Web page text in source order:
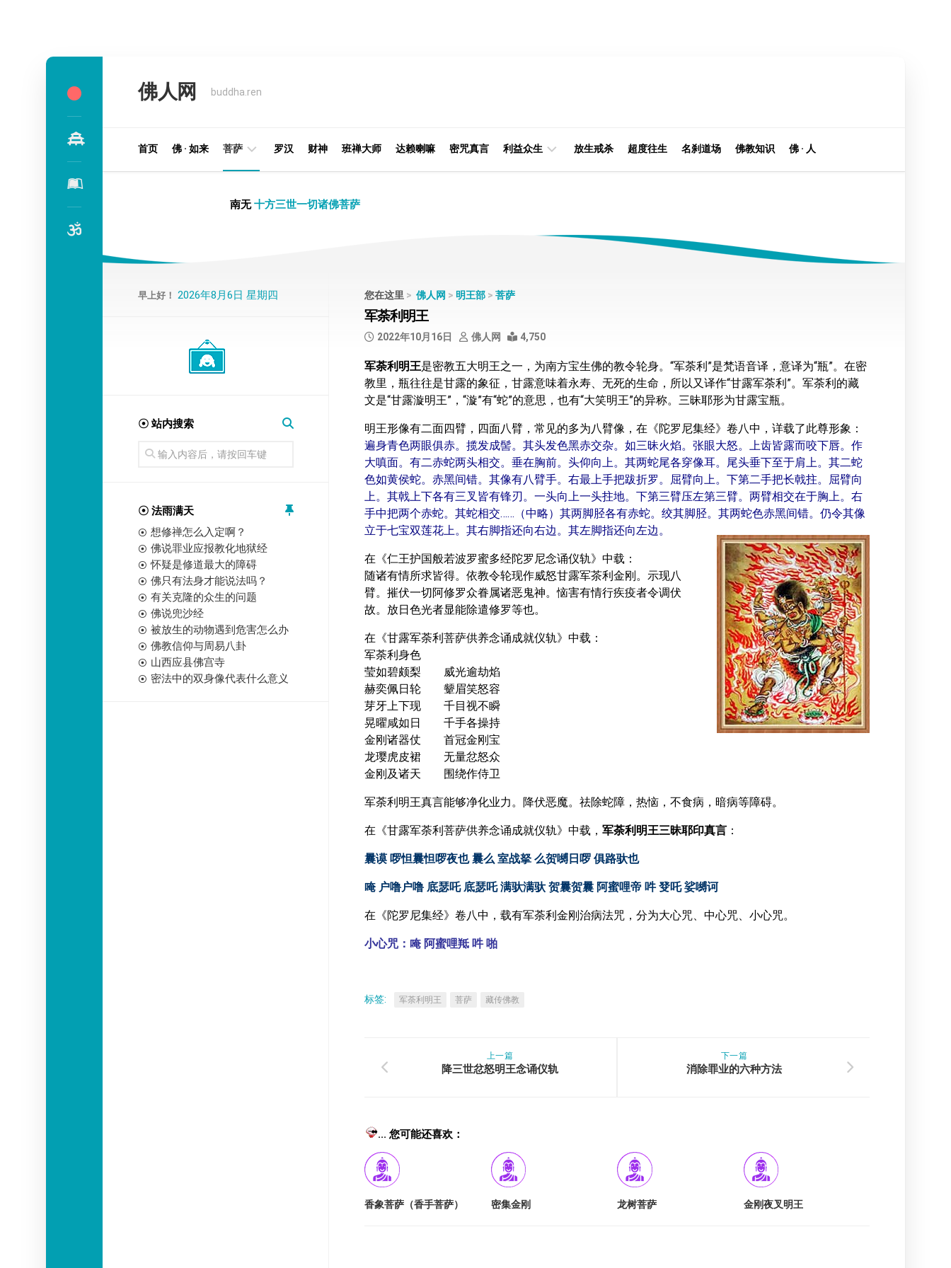
佛人网 buddha.ren
首页 佛 · 如来 菩萨
王
罗汉 财神 班禅大师 达赖喇嘛 密咒真言 利益众生
阿
若
部
严
部
涅
槃
部
大
部
经
集
放生戒杀 超度往生 名刹道场 佛教知识 佛 · 人
南无十方三世一切诸佛菩萨
您在这里 > 佛人网 > 明王部 > 菩萨
军荼利明王
2022年10月16日 佛人网 4,750
军荼利明王是密教五大明王之一，为南方宝生佛的教令轮身。“军荼利”是梵语音译，意译为“瓶”。在密
教里，瓶往往是甘露的象征，甘露意味着永寿、无死的生命，所以又译作“甘露军荼利”。军荼利的藏
文是“甘露漩明王”，“漩”有“蛇”的意思，也有“大笑明王”的异称。三昧耶形为甘露宝瓶。
明王形像有二面四臂，四面八臂，常见的多为八臂像，在《陀罗尼集经》卷八中，详载了此尊形象：
遍身青色两眼俱赤。揽发成髻。其头发色黑赤交杂。如三昧火焰。张眼大怒。上齿皆露而咬下唇。作
大嗔面。有二赤蛇两头相交。垂在胸前。头仰向上。其两蛇尾各穿像耳。尾头垂下至于肩上。其二蛇
色如黄侯蛇。赤黑间错。其像有八臂手。右最上手把跋折罗。屈臂向上。下第二手把长戟拄。屈臂向
上。其戟上下各有三叉皆有锋刃。一头向上一头拄地。下第三臂压左第三臂。两臂相交在于胸上。右
手中把两个赤蛇。其蛇相交……（中略）其两脚胫各有赤蛇。绞其脚胫。其两蛇色赤黑间错。仍令其像
立于七宝双莲花上。其右脚指还向右边。其左脚指还向左边。
在《仁王护国般若波罗蜜多经陀罗尼念诵仪轨》中载：
随诸有情所求皆得。依教令轮现作威怒甘露军茶利金刚。示现八
臂。摧伏一切阿修罗众眷属诸恶鬼神。恼害有情行疾疫者令调伏
故。放日色光者显能除遣修罗等也。
在《甘露军荼利菩萨供养念诵成就仪轨》中载：
军荼利身色
莹如碧颇梨 威光逾劫焰
赫奕佩日轮 颦眉笑怒容
芽牙上下现 千目视不瞬
晃曜咸如日 千手各操持
金刚诸器仗 首冠金刚宝
龙璎虎皮裙 无量忿怒众
金刚及诸天 围绕作侍卫
军荼利明王真言能够净化业力。降伏恶魔。祛除蛇障，热恼，不食病，暗病等障碍。
在《甘露军荼利菩萨供养念诵成就仪轨》中载， 军荼利明王三昧耶印真言 ：
曩谟 啰怛曩怛啰夜也 曩么 室战拏 么贺嚩日啰 俱路驮也
唵 户噜户噜 底瑟吒 底瑟吒 满驮满驮 贺曩贺曩 阿蜜哩帝 吽 癹吒 娑嚩诃
在《陀罗尼集经》卷八中，载有军荼利金刚治病法咒，分为大心咒、中心咒、小心咒。
小心咒：唵 阿蜜哩羝 吽 啪
标签: 军荼利明王 菩萨 藏传佛教
下一篇
消除罪业的六种方法
上一篇
降三世忿怒明王念诵仪轨
... 您可能还喜欢：
香象菩萨（香手菩萨） 密集金刚 龙树菩萨 金刚夜叉明王
早上好！ 2026年8月6日 星期四
☉ 站内搜索
☉ 法雨满天
想修禅怎么入定啊？
佛说罪业应报教化地狱经
怀疑是修道最大的障碍
佛只有法身才能说法吗？
有关克隆的众生的问题
佛说兜沙经
被放生的动物遇到危害怎么办
佛教信仰与周易八卦
山西应县佛宫寺
密法中的双身像代表什么意义